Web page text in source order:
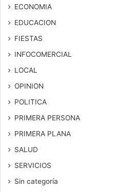
ECONOMIA
EDUCACION
FIESTAS
INFOCOMERCIAL
LOCAL
OPINION
POLITICA
PRIMERA PERSONA
PRIMERA PLANA
SALUD
SERVICIOS
Sin categoría